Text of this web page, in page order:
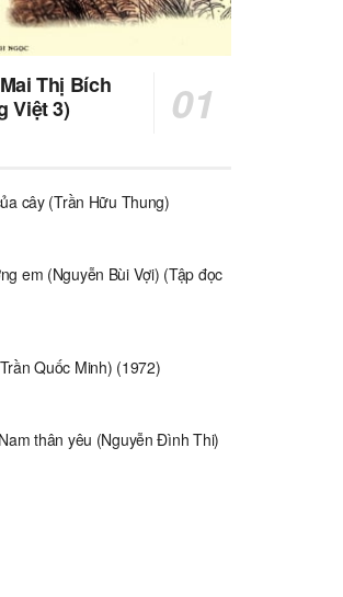
Thị Bích
Việt 3)
cây (Trần Hữu Thung)
em (Nguyễn Bùi Vợi) (Tập đọc
Quốc Minh) (1972)
thân yêu (Nguyễn Đình Thi)